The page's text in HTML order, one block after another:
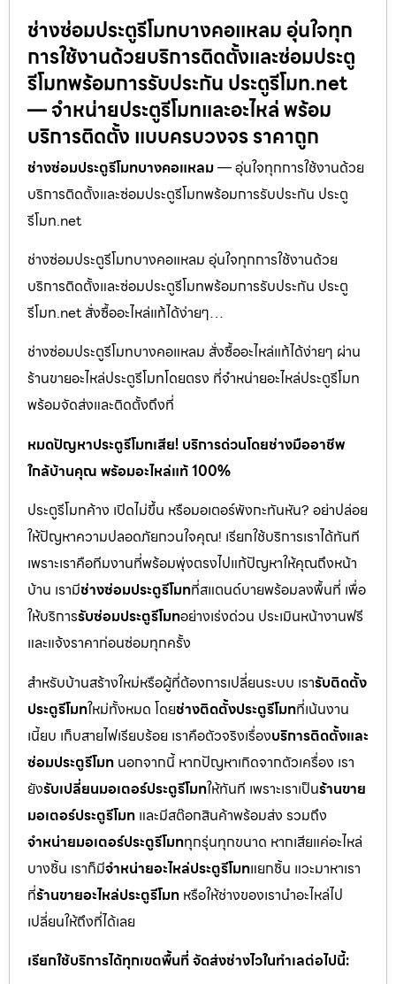
ช่างซ่อมประตูรีโมทบางคอแหลม อุ่นใจทุก
การใช้งานด้วยบริการติดตั้งและซ่อมประตู
รีโมทพร้อมการรับประกัน ประตูรีโมท.net
— จำหน่ายประตูรีโมทและอะไหล่ พร้อม
บริการติดตั้ง แบบครบวงจร ราคาถูก
ช่างซ่อมประตูรีโมทบางคอแหลม— อุ่นใจทุกการใช้งานด้วย
บริการติดตั้งและซ่อมประตูรีโมทพร้อมการรับประกัน ประตู
รีโมท.net
ช่างซ่อมประตูรีโมทบางคอแหลม อุ่นใจทุกการใช้งานด้วย
บริการติดตั้งและซ่อมประตูรีโมทพร้อมการรับประกัน ประตู
รีโมท.net สั่งซื้ออะไหล่แท้ได้ง่ายๆ…
ช่างซ่อมประตูรีโมทบางคอแหลม สั่งซื้ออะไหล่แท้ได้ง่ายๆ ผ่าน
ร้านขายอะไหล่ประตูรีโมทโดยตรง ที่จำหน่ายอะไหล่ประตูรีโมท
พร้อมจัดส่งและติดตั้งถึงที่
หมดปัญหาประตูรีโมทเสีย! บริการด่วนโดยช่างมืออาชีพ
ใกล้บ้านคุณ พร้อมอะไหล่แท้ 100%
ประตูรีโมทค้าง เปิดไม่ขึ้น หรือมอเตอร์พังกะทันหัน? อย่าปล่อย
ให้ปัญหาความปลอดภัยกวนใจคุณ! เรียกใช้บริการเราได้ทันที
เพราะเราคือทีมงานที่พร้อมพุ่งตรงไปแก้ปัญหาให้คุณถึงหน้า
บ้าน เรามีช่างซ่อมประตูรีโมทที่สแตนด์บายพร้อมลงพื้นที่ เพื่อ
ให้บริการรับซ่อมประตูรีโมทอย่างเร่งด่วน ประเมินหน้างานฟรี
และแจ้งราคาก่อนซ่อมทุกครั้ง
สำหรับบ้านสร้างใหม่หรือผู้ที่ต้องการเปลี่ยนระบบ เรารับติดตั้ง
ประตูรีโมทใหม่ทั้งหมด โดยช่างติดตั้งประตูรีโมทที่เน้นงาน
เนี้ยบ เก็บสายไฟเรียบร้อย เราคือตัวจริงเรื่องบริการติดตั้งและ
ซ่อมประตูรีโมท นอกจากนี้ หากปัญหาเกิดจากตัวเครื่อง เรา
ยังรับเปลี่ยนมอเตอร์ประตูรีโมทให้ทันที เพราะเราเป็นร้านขาย
มอเตอร์ประตูรีโมท และมีสต๊อกสินค้าพร้อมส่ง รวมถึง
จำหน่ายมอเตอร์ประตูรีโมททุกรุ่นทุกขนาด หากเสียแค่อะไหล่
บางชิ้น เราก็มีจำหน่ายอะไหล่ประตูรีโมทแยกชิ้น แวะมาหาเรา
ที่ร้านขายอะไหล่ประตูรีโมท หรือให้ช่างของเรานำอะไหล่ไป
เปลี่ยนให้ถึงที่ได้เลย
เรียกใช้บริการได้ทุกเขตพื้นที่ จัดส่งช่างไวในทำเลต่อไปนี้: